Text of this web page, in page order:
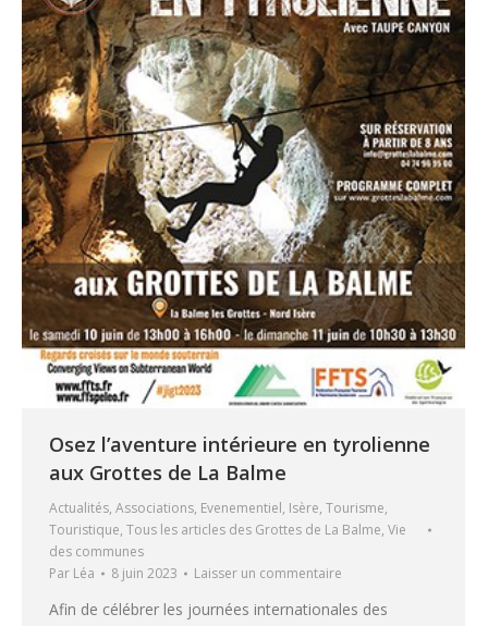
Osez l’aventure intérieure en tyrolienne
aux Grottes de La Balme
Actualités, Associations, Evenementiel, Isère, Tourisme,
Touristique, Tous les articles des Grottes de La Balme, Vie
des communes
Par Léa 8 juin 2023 Laisser un commentaire
Afin de célébrer les journées internationales des